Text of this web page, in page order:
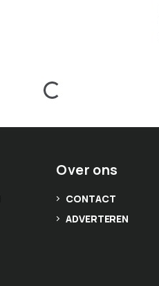
Over ons
CONTACT
ADVERTEREN